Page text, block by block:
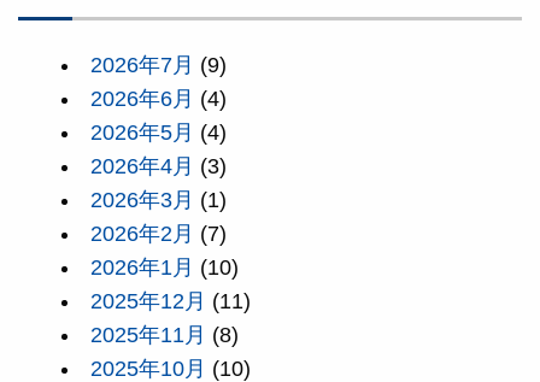
2026年7月 (9)
2026年6月 (4)
2026年5月 (4)
2026年4月 (3)
2026年3月 (1)
2026年2月 (7)
2026年1月 (10)
2025年12月 (11)
2025年11月 (8)
2025年10月 (10)